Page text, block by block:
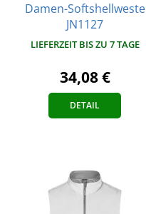
Damen-Softshellweste
JN1127
LIEFERZEIT BIS ZU 7 TAGE
34,08 €
DETAIL